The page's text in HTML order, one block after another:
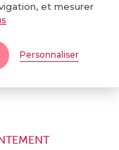
et mesurer
Personnaliser